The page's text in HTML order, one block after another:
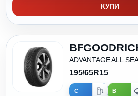
КУПИ
ADVANTAGE ALL
195/65R15
C B